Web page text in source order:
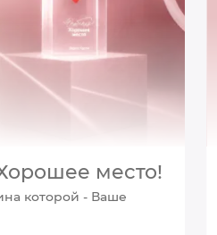
место!
которой - Ваше